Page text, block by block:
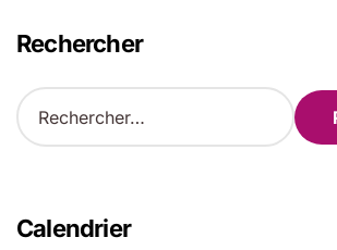
Rechercher
R
e
r
c
Calendrier